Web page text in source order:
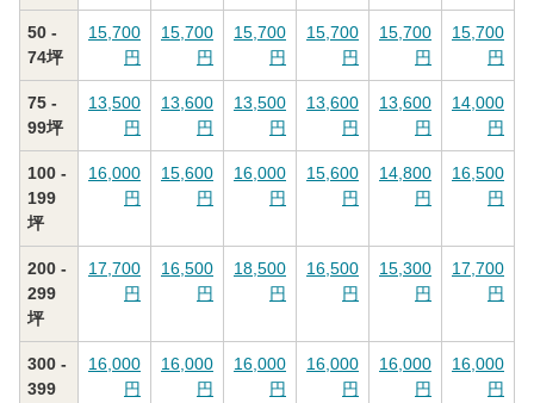
50 -
74坪
15,700
円
15,700
円
15,700
円
15,700
円
15,700
円
15,700
円
75 -
99坪
13,500
円
13,600
円
13,500
円
13,600
円
13,600
円
14,000
円
100 -
199
坪
16,000
円
15,600
円
16,000
円
15,600
円
14,800
円
16,500
円
200 -
299
坪
17,700
円
16,500
円
18,500
円
16,500
円
15,300
円
17,700
円
300 -
399
16,000
円
16,000
円
16,000
円
16,000
円
16,000
円
16,000
円